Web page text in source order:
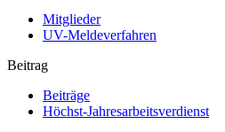
Mitglieder
UV-Meldeverfahren
Beitrag
Beiträge
Höchst-Jahresarbeitsverdienst